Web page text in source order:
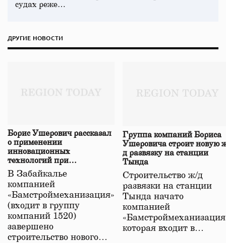
судах реже…
ДРУГИЕ НОВОСТИ
Борис Ушерович рассказал
о применении
инновационных
технологий при
строительстве нового моста
в Забайкалье
В Забайкалье
компанией
«Бамстроймеханизация»
(входит в группу
компаний 1520)
завершено
строительство нового…
Группа компаний Бориса
Ушеровича строит новую
д развязку на станции
Тында
Строительство ж/д
развязки на станции
Тында начато
компанией
которая входит в…